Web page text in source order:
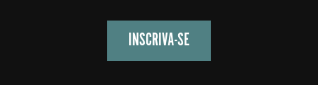
INSCRIVA-SE